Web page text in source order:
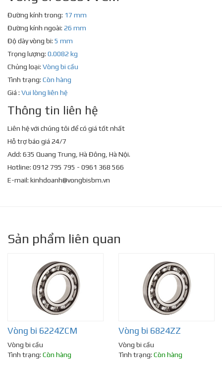
Đường kính trong: 17 mm
Đường kính ngoài: 26 mm
Độ dày vòng bi: 5 mm
Trọng lượng: 0.0082 kg
Chủng loại: Vòng bi cầu
Tình trạng: Còn hàng
Giá : Vui lòng liên hệ
Thông tin liên hệ
Liên hệ với chúng tôi để có giá tốt nhất
Hỗ trợ báo giá 24/7
Add: 635 Quang Trung, Hà Đông, Hà Nội.
Hotline: 0912 795 795 - 0961 368 566
E-mail: kinhdoanh@vongbisbm.vn
Sản phẩm liên quan
Vòng bi 6224ZCM
Vòng bi cầu
Tình trạng: Còn hàng
Vòng bi 6824ZZ
Vòng bi cầu
Tình trạng: Còn hàng